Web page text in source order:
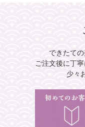
できたて
ご注文後に丁寧
少々